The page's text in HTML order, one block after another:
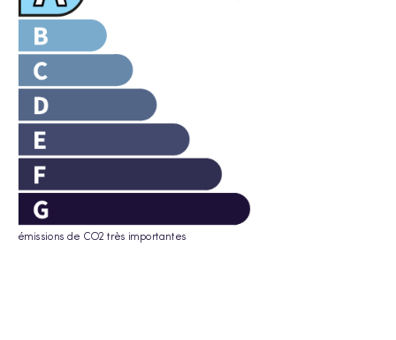
émissions de CO2 très importantes